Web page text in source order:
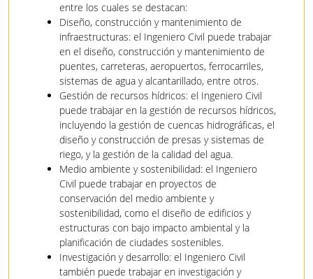
entre los cuales se destacan:
Diseño, construcción y mantenimiento de
infraestructuras: el Ingeniero Civil puede trabajar
en el diseño, construcción y mantenimiento de
puentes, carreteras, aeropuertos, ferrocarriles,
sistemas de agua y alcantarillado, entre otros.
Gestión de recursos hídricos: el Ingeniero Civil
puede trabajar en la gestión de recursos hídricos,
incluyendo la gestión de cuencas hidrográficas, el
diseño y construcción de presas y sistemas de
riego, y la gestión de la calidad del agua.
Medio ambiente y sostenibilidad: el Ingeniero
Civil puede trabajar en proyectos de
conservación del medio ambiente y
sostenibilidad, como el diseño de edificios y
estructuras con bajo impacto ambiental y la
planificación de ciudades sostenibles.
Investigación y desarrollo: el Ingeniero Civil
también puede trabajar en investigación y